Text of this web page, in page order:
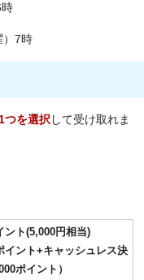
）7時
1つを選択 して受け取れま
ント(5,000円相当)
イント+キャッシュレス決
ポイント）